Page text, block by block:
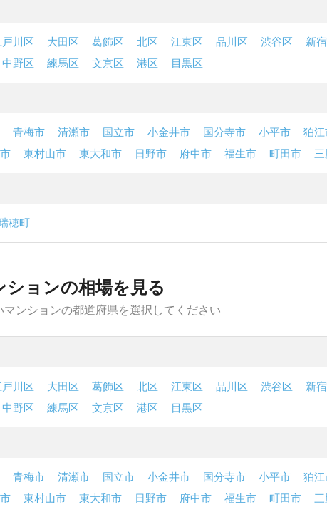
川区 大田区 葛飾区 北区 江東区 品川区 渋谷区 新
中野区 練馬区 文京区 港区 目黒区
青梅市 清瀬市 国立市 小金井市 国分寺市 小平市 狛
東村山市 東大和市 日野市 府中市 福生市 町田市
穂町
ョンの相場を見る
ンションの都道府県を選択してください
川区 大田区 葛飾区 北区 江東区 品川区 渋谷区 新
中野区 練馬区 文京区 港区 目黒区
青梅市 清瀬市 国立市 小金井市 国分寺市 小平市 狛
東村山市 東大和市 日野市 府中市 福生市 町田市